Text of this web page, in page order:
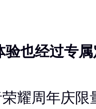
验也经过专
耀周年庆限